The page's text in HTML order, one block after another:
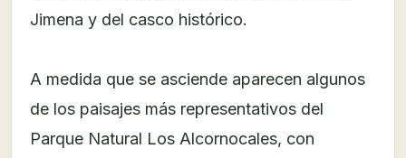
Jimena y del casco histórico.
A medida que se asciende aparecen algunos
de los paisajes más representativos del
Parque Natural Los Alcornocales, con